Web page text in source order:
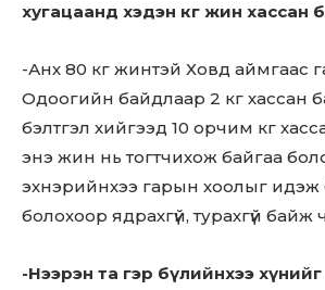
хугацаанд хэдэн кг жин хассан
-Анх 80 кг жинтэй Ховд аймгаас
Одоогийн байдлаар 2 кг хассан
бэлтгэл хийгээд 10 орчим кг
энэ жин нь тогтчихож байгаа
эхнэрийнхээ гарын хоолыг идэж
болохоор ядрахгүй, турахгүй байж
-Нээрэн та гэр бүлийнхээ